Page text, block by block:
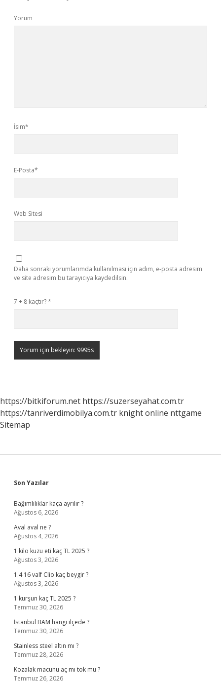
Yorum
İsim*
E-Posta*
Web Sitesi
Daha sonraki yorumlarımda kullanılması için adım, e-posta adresim
ve site adresim bu tarayıcıya kaydedilsin.
7 + 8 kaçtır?*
https://bitkiforum.net https://suzerseyahat.com.tr
https://tanriverdimobilya.com.tr knight online nttgame
Sitemap
Sidebar
Son Yazılar
Bağımlılıklar kaça ayrılır ?
Ağustos 6, 2026
Aval aval ne ?
Ağustos 4, 2026
1 kilo kuzu eti kaç TL 2025 ?
Ağustos 3, 2026
1.4 16 valf Clio kaç beygir ?
Ağustos 3, 2026
1 kurşun kaç TL 2025 ?
Temmuz 30, 2026
İstanbul BAM hangi ilçede ?
Temmuz 30, 2026
Stainless steel altın mı ?
Temmuz 28, 2026
Kozalak macunu aç mı tok mu ?
Temmuz 26, 2026